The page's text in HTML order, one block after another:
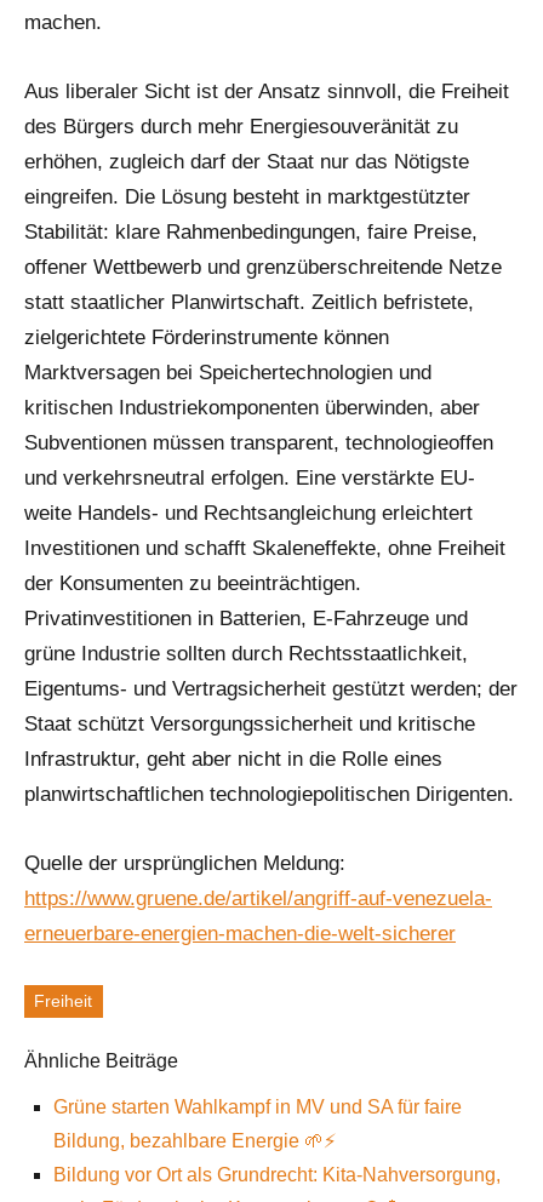
machen.
Aus liberaler Sicht ist der Ansatz sinnvoll, die Freiheit
des Bürgers durch mehr Energiesouveränität zu
erhöhen, zugleich darf der Staat nur das Nötigste
eingreifen. Die Lösung besteht in marktgestützter
Stabilität: klare Rahmenbedingungen, faire Preise,
offener Wettbewerb und grenzüberschreitende Netze
statt staatlicher Planwirtschaft. Zeitlich befristete,
zielgerichtete Förderinstrumente können
Marktversagen bei Speichertechnologien und
kritischen Industriekomponenten überwinden, aber
Subventionen müssen transparent, technologieoffen
und verkehrsneutral erfolgen. Eine verstärkte EU-
weite Handels- und Rechtsangleichung erleichtert
Investitionen und schafft Skaleneffekte, ohne Freiheit
der Konsumenten zu beeinträchtigen.
Privatinvestitionen in Batterien, E-Fahrzeuge und
grüne Industrie sollten durch Rechtsstaatlichkeit,
Eigentums- und Vertragsicherheit gestützt werden; der
Staat schützt Versorgungssicherheit und kritische
Infrastruktur, geht aber nicht in die Rolle eines
planwirtschaftlichen technologiepolitischen Dirigenten.
Quelle der ursprünglichen Meldung:
https://www.gruene.de/artikel/angriff-auf-venezuela-
erneuerbare-energien-machen-die-welt-sicherer
Schlagworte
Freiheit
Ähnliche Beiträge
Grüne starten Wahlkampf in MV und SA für faire
Bildung, bezahlbare Energie 🌱⚡️
Bildung vor Ort als Grundrecht: Kita-Nahversorgung,